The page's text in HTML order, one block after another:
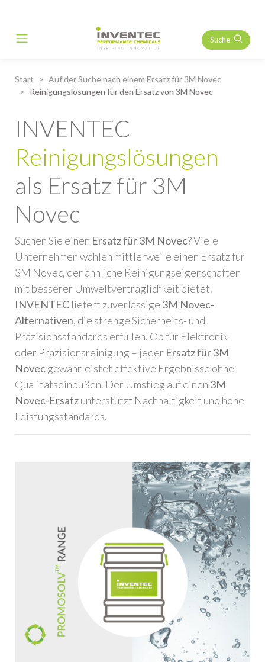
Main Navigation Suche
Start
Auf der Suche nach einem Ersatz für 3M Novec
Reinigungslösungen für den Ersatz von 3M Novec
INVENTEC
Reinigungslösungen
als Ersatz für 3M
Novec
Suchen Sie einen Ersatz für 3M Novec? Viele
Unternehmen wählen mittlerweile einen Ersatz für
3M Novec, der ähnliche Reinigungseigenschaften
mit besserer Umweltverträglichkeit bietet.
INVENTEC liefert zuverlässige 3M Novec-
Alternativen, die strenge Sicherheits- und
Präzisionsstandards erfüllen. Ob für Elektronik
oder Präzisionsreinigung – jeder Ersatz für 3M
Novecgewährleistet effektive Ergebnisse ohne
Qualitätseinbußen. Der Umstieg auf einen 3M
Novec-Ersatzunterstützt Nachhaltigkeit und hohe
Leistungsstandards.